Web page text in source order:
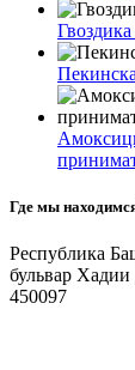
Где мы
Республика
бульвар
450097